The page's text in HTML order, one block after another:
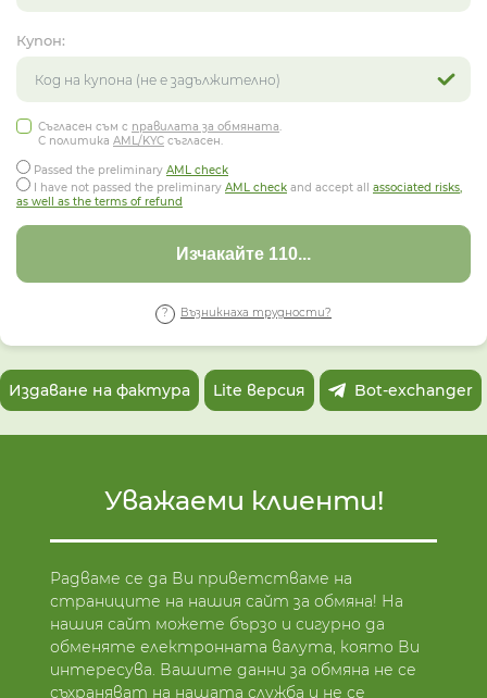
Купон:
Съгласен съм с правилата за обмяната.
С политика AML/KYC съгласен.
Passed the preliminary AML check
I have not passed the preliminary AML check and accept all associated risks,
as well as the terms of refund
Изчакайте 107...
Възникнаха трудности?
Издаване на фактура Lite версия Bot-exchanger
Уважаеми клиенти!
Радваме се да Ви приветстваме на
страниците на нашия сайт за обмяна! На
нашия сайт можете бързо и сигурно да
обменяте електронната валута, която Ви
интересува. Вашите данни за обмяна не се
съхраняват на нашата служба и не се